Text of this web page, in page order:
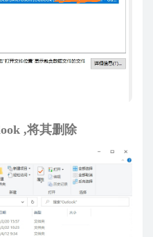
,将其删除